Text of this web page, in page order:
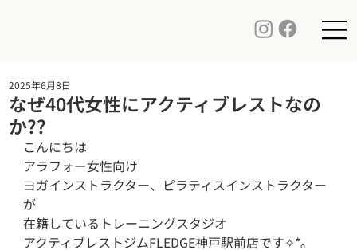
なぜ40代女性にアクティブレストなの
か??
2025年6月8日
こんにちは
アラフォー女性向け
ヨガインストラクター、ピラティスインストラクター
が
在籍しているトレーニングスタジオ
アクティブレストジムFLEDGE神戸駅前店です✧*｡